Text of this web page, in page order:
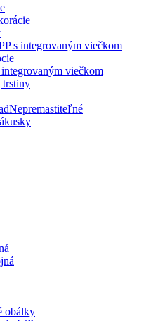
s integrovaným viečkom
viečkom
trstiny
Nepremastiteľné
obálky